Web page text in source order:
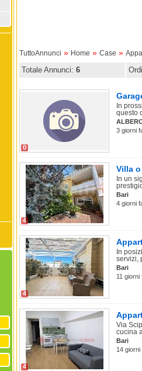
TuttoAnnunci » Home » Case »
Totale Annunci: 6
0
In
questo
3 giorni
4
Villa
In un
Bari
4 giorni
4
In
servizi,
Bari
11
4
Via
cucina
Bari
14